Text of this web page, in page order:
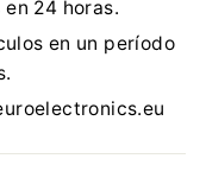
24 horas.
en un período